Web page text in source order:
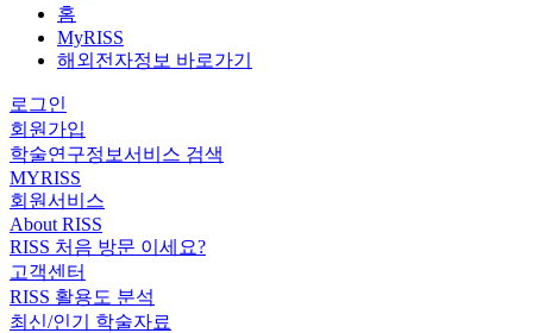
홈
MyRISS
해외전자정보 바로가기
로그인
회원가입
학술연구정보서비스 검색
MYRISS
회원서비스
About RISS
RISS 처음 방문 이세요?
고객센터
RISS 활용도 분석
최신/인기 학술자료